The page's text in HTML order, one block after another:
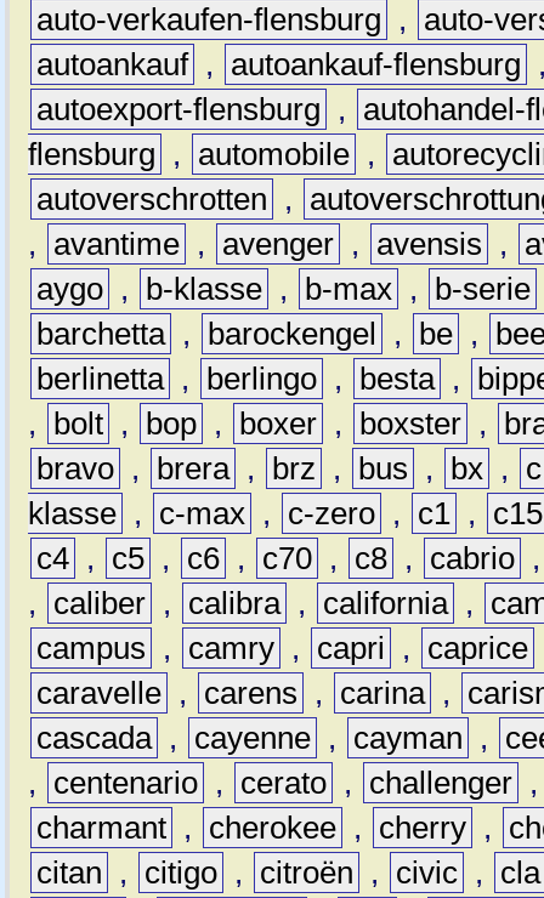
auto-verkaufen-flensburg
,
auto-
autoankauf , autoankauf-flensburg
autoexport-flensburg
,
autohandel-
flensburg
, automobile ,
autoverschrotten
,
,
avantime , avenger , avensis ,
aygo , b-klasse , b-max , b-serie
barchetta , barockengel , be ,
berlinetta , berlingo , besta ,
,
bolt , bop , boxer , boxster ,
bravo , brera , brz , bus , bx ,
c
klasse , c-max , c-zero , c1 ,
c15
c4 , c5 , c6 , c70 , c8 , cabrio
,
caliber , calibra , california ,
campus
, camry , capri , caprice
caravelle , carens , carina ,
cascada , cayenne , cayman ,
,
centenario , cerato , challenger
charmant , cherokee , cherry ,
citan
, citigo , citroën , civic ,
cla